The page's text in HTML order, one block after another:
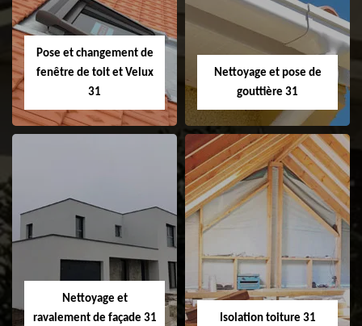
faitage et faitière
31
Pose et changement de
fenêtre de toit et Velux
31
Pose et
changement de
fenêtre de toit et
Velux 31
Nettoyage et pose de
gouttière 31
Nettoyage et pose
Nettoyage et
ravalement de façade 31
Isolation toiture 31